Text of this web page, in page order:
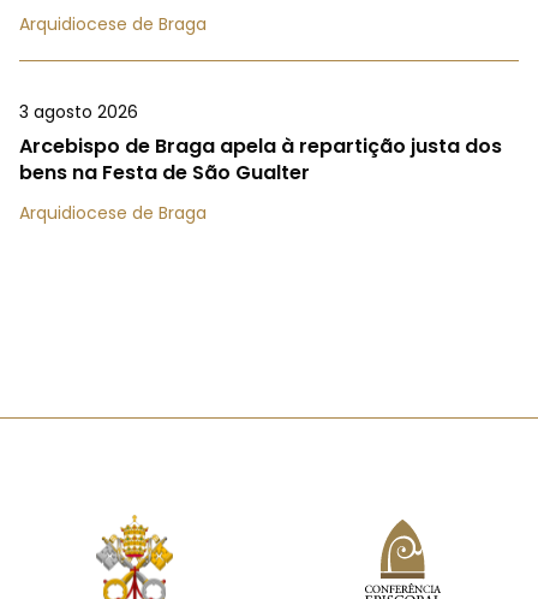
Arquidiocese de Braga
3 agosto 2026
Arcebispo de Braga apela à repartição justa dos
bens na Festa de São Gualter
Arquidiocese de Braga